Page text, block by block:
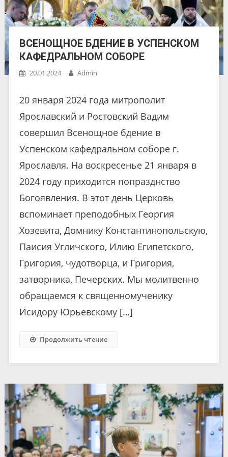
ВСЕНОЩНОЕ БДЕНИЕ В УСПЕНСКОМ
КАФЕДРАЛЬНОМ СОБОРЕ
20.01.2024 Admin
20 января 2024 года митрополит
Ярославский и Ростовский Вадим
совершил Всенощное бдение в
Успенском кафедральном соборе г.
Ярославля. На воскресенье 21 января в
2024 году приходится попразднство
Богоявления. В этот день Церковь
вспоминает преподобных Георгия
Хозевита, Домнику Константинопольскую,
Паисия Угличского, Илию Египетского,
Григория, чудотворца, и Григория,
затворника, Печерских. Мы молитвенно
обращаемся к священномученику
Исидору Юрьевскому […]
Продолжить чтение